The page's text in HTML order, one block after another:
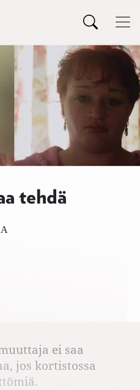
tehdä
ei saa
jos kortistossa